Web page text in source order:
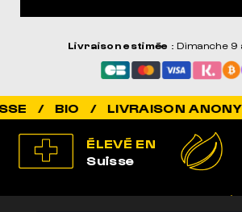
Livraison estimée : Dimanche
ÉLEVÉ EN
Suisse